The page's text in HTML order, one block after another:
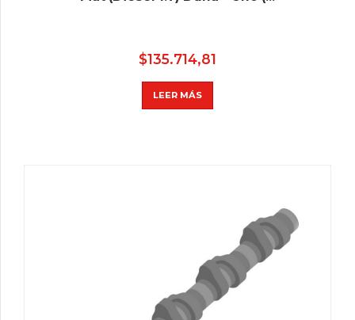
$135.714,81
LEER MÁS